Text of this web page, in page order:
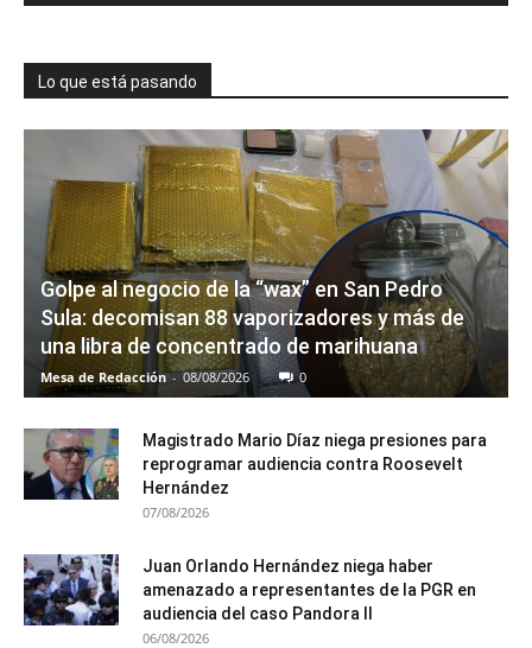
Lo que está pasando
Golpe al negocio de la “wax” en San Pedro
Sula: decomisan 88 vaporizadores y más de
una libra de concentrado de marihuana
Mesa de Redacción - 08/08/2026 0
Magistrado Mario Díaz niega presiones para
reprogramar audiencia contra Roosevelt
Hernández
07/08/2026
Juan Orlando Hernández niega haber
amenazado a representantes de la PGR en
audiencia del caso Pandora II
06/08/2026